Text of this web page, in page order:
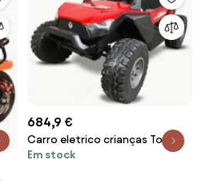
684,9 €
Carro eletrico crianças Todo
terreno Clash 24V MP4
Em stock